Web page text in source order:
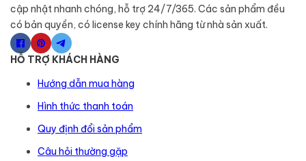
cập nhật nhanh chóng, hỗ trợ 24/7/365. Các sản phẩm đều
có bản quyền, có license key chính hãng từ nhà sản xuất.
HỖ TRỢ KHÁCH HÀNG
Hướng dẫn mua hàng
Hình thức thanh toán
Quy định đổi sản phẩm
Câu hỏi thường gặp